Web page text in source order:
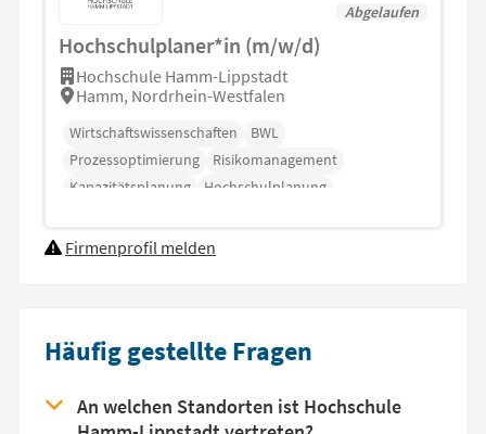
Abgelaufen
Hochschulplaner*in (m/w/d)
Hochschule Hamm-Lippstadt
Hamm, Nordrhein-Westfalen
Wirtschaftswissenschaften
BWL
Prozessoptimierung
Risikomanagement
Kapazitätsplanung
Hochschulplanung
Firmenprofil melden
Häufig gestellte Fragen
An welchen Standorten ist Hochschule